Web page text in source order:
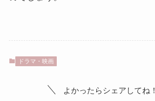
ドラマ・映画
よかったらシェアしてね！